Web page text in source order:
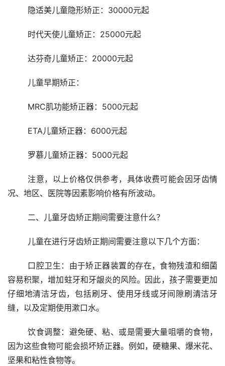
	隐适美儿童隐形矫正：30000元起
	时代天使儿童矫正：25000元起
	达芬奇儿童矫正：20000元起
	儿童早期矫正：
	MRC肌功能矫正器：5000元起
	ETA儿童矫正器：6000元起
	罗慕儿童矫正器：5000元起
况、地区、医院等因素影响价格有所波动。
	二、儿童牙齿矫正期间需要注意什么？
	儿童在进行牙齿矫正期间需要注意以下几个方面：
容易积聚，增加蛀牙和牙龈炎的风险。因此，孩子需要更加
仔细地清洁牙齿，包括刷牙、使用牙线或牙间隙刷清洁牙
缝，以及定期使用漱口水。
	饮食调整：避免硬、粘、或是需要大量咀嚼的食物，
因为这些食物可能会损坏矫正器。例如，硬糖果、爆米花、
坚果和粘性食物等。